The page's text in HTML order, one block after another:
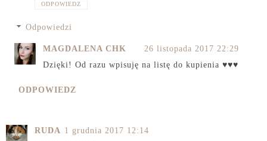
ODPOWIEDZ
Odpowiedzi
MAGDALENA CHK
26 listopada 2017 22:29
Dzięki! Od razu wpisuję na listę do kupienia ♥♥♥
ODPOWIEDZ
RUDA 1 grudnia 2017 12:14